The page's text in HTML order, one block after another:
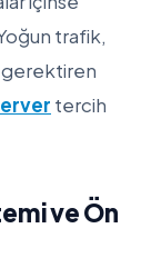
trafik,
gerektiren
tercih
ve Ön